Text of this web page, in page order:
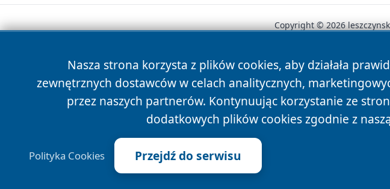
Nasza strona korzysta z plików cookies, aby działała
zewnętrznych dostawców w celach analitycznych,
przez naszych partnerów. Kontynuując korzystanie ze
dodatkowych plików cookies zgodnie z
Polityka Cookies Przejdź do serwisu
Copyright © 2026
News Autorzy